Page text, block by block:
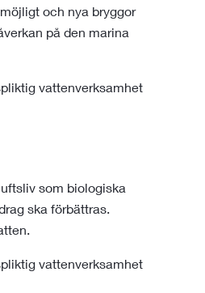
och nya bryggor
på den marina
vattenverksamhet
som biologiska
ska förbättras.
vattenverksamhet